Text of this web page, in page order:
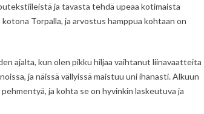
ja tavasta tehdä upeaa kotimaista
Torpalla, ja arvostus hamppua kohtaan on
ajalta, kun olen pikku hiljaa vaihtanut liinavaatteita
ja näissä vällyissä maistuu uni ihanasti. Alkuun
ja kohta se on hyvinkin laskeutuva ja